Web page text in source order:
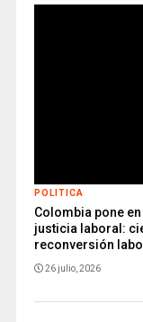
POLITICA
Colombia pone
justicia laboral:
reconversión
26 julio, 2026